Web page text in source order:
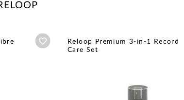
Añadir a wishlist
Reloop Premium 3-in-1 Record
Care Set